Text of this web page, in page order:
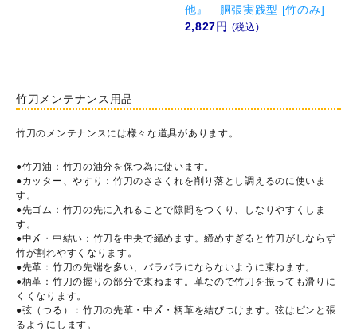
他』 胴張実践型 [竹のみ]
2,827円 (税込)
竹刀メンテナンス用品
竹刀のメンテナンスには様々な道具があります。
●竹刀油：竹刀の油分を保つ為に使います。
●カッター、やすり：竹刀のささくれを削り落とし調えるのに使いま
す。
●先ゴム：竹刀の先に入れることで隙間をつくり、しなりやすくしま
す。
●中〆・中結い：竹刀を中央で締めます。締めすぎると竹刀がしならず
竹が割れやすくなります。
●先革：竹刀の先端を多い、バラバラにならないように束ねます。
●柄革：竹刀の握りの部分で束ねます。革なので竹刀を振っても滑りに
くくなります。
●弦（つる）：竹刀の先革・中〆・柄革を結びつけます。弦はピンと張
るようにします。